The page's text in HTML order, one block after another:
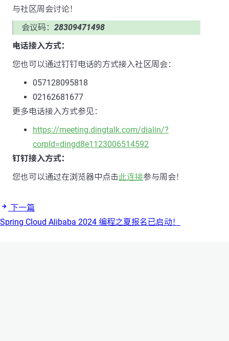
与社区周会讨论！
会议码： 28309471498
电话接入方式：
您也可以通过钉钉电话的方式接入社区周会：
057128095818
02162681677
更多电话接入方式参见：
https://meeting.dingtalk.com/dialin/?
corpId=dingd8e1123006514592
钉钉接入方式：
您也可以通过在浏览器中点击此连接参与周会！
下一篇
Spring Cloud Alibaba 2024 编程之夏报名已启动！